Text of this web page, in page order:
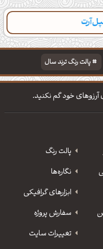
پالت رنگ ترند سال
تایپوگرافی شعر مولانا
آرزوهای خود گم نکنید.
پالت رنگ
نگاره‌ها
ابزارهای گرافیکی
سفارش پروژه
تغییرات سایت